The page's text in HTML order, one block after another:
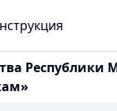
Республики